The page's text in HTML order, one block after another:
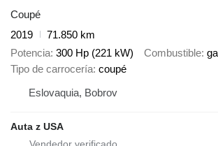
Coupé
2019
71.850 km
Potencia 300 Hp (221 kW) Combustible
Tipo de carrocería coupé
Eslovaquia, Bobrov
Auta z USA